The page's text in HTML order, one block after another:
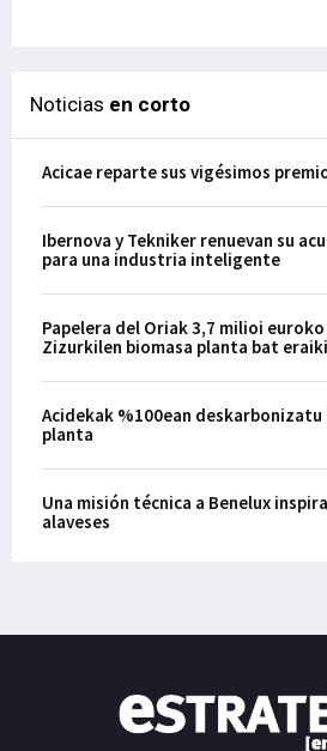
Noticias en corto
Acicae reparte sus vigésimos
Ibernova y Tekniker renuevan su
para una industria inteligente
Papelera del Oriak 3,7 milioi
Zizurkilen biomasa planta bat
Acidekak %100ean
planta
Una misión técnica a Benelux
alaveses